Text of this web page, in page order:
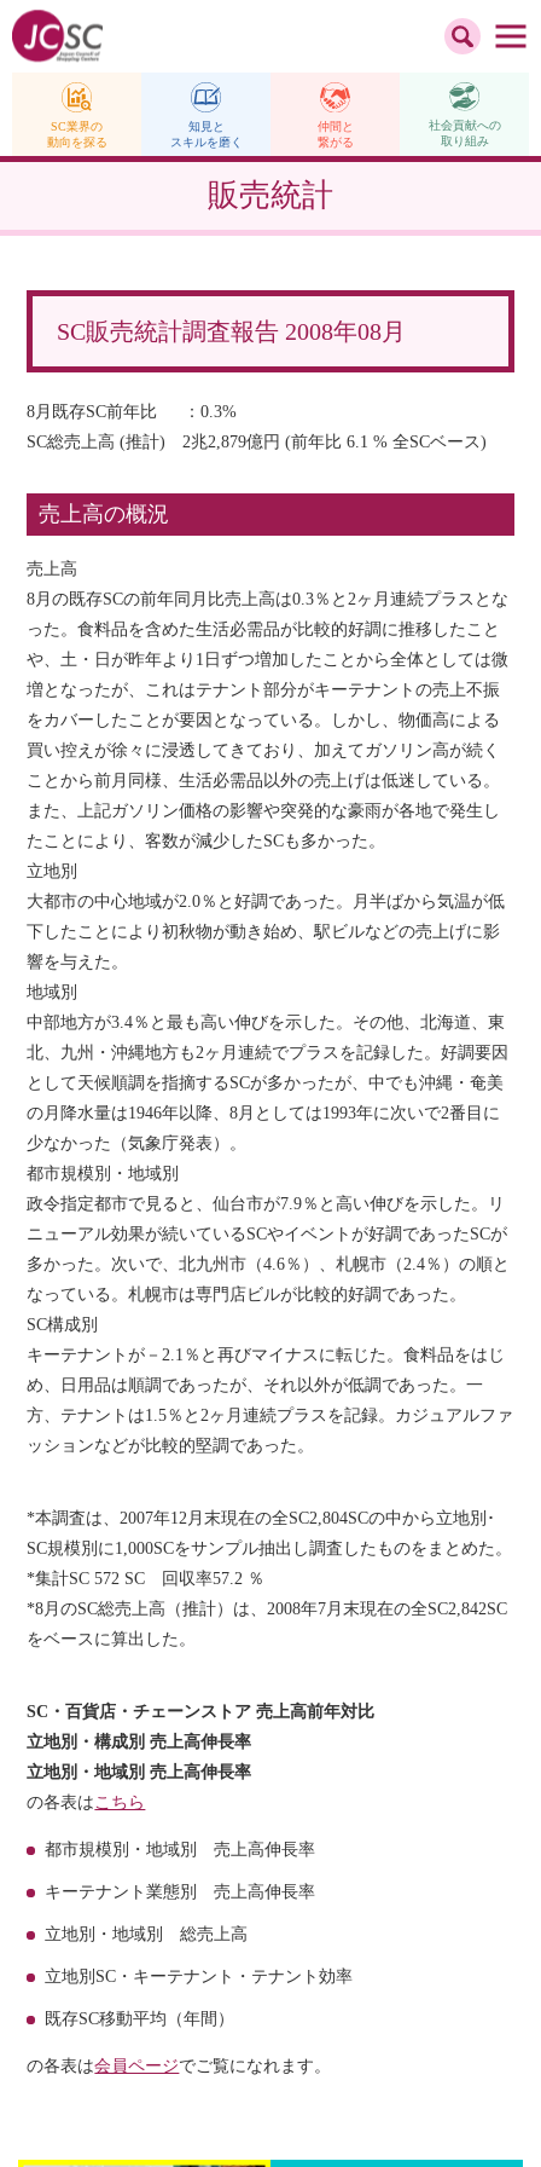
SC業界の
動向を探る
知見と
スキルを磨く
仲間と
繋がる
社会貢献への
取り組み
販売統計
SC販売統計調査報告 2008年08月
8月既存SC前年比 ：0.3%
SC総売上高 (推計) 2兆2,879億円 (前年比 6.1 % 全SCベース)
売上高の概況
売上高
8月の既存SCの前年同月比売上高は0.3％と2ヶ月連続プラスとな
った。食料品を含めた生活必需品が比較的好調に推移したこと
や、土・日が昨年より1日ずつ増加したことから全体としては微
増となったが、これはテナント部分がキーテナントの売上不振
をカバーしたことが要因となっている。しかし、物価高による
買い控えが徐々に浸透してきており、加えてガソリン高が続く
ことから前月同様、生活必需品以外の売上げは低迷している。
また、上記ガソリン価格の影響や突発的な豪雨が各地で発生し
たことにより、客数が減少したSCも多かった。
立地別
大都市の中心地域が2.0％と好調であった。月半ばから気温が低
下したことにより初秋物が動き始め、駅ビルなどの売上げに影
響を与えた。
地域別
中部地方が3.4％と最も高い伸びを示した。その他、北海道、東
北、九州・沖縄地方も2ヶ月連続でプラスを記録した。好調要因
として天候順調を指摘するSCが多かったが、中でも沖縄・奄美
の月降水量は1946年以降、8月としては1993年に次いで2番目に
少なかった（気象庁発表）。
都市規模別・地域別
政令指定都市で見ると、仙台市が7.9％と高い伸びを示した。リ
ニューアル効果が続いているSCやイベントが好調であったSCが
多かった。次いで、北九州市（4.6％）、札幌市（2.4％）の順と
なっている。札幌市は専門店ビルが比較的好調であった。
SC構成別
キーテナントが－2.1％と再びマイナスに転じた。食料品をはじ
め、日用品は順調であったが、それ以外が低調であった。一
方、テナントは1.5％と2ヶ月連続プラスを記録。カジュアルファ
ッションなどが比較的堅調であった。
*本調査は、2007年12月末現在の全SC2,804SCの中から立地別･
SC規模別に1,000SCをサンプル抽出し調査したものをまとめた。
*集計SC 572 SC 回収率57.2 ％
*8月のSC総売上高（推計）は、2008年7月末現在の全SC2,842SC
をベースに算出した。
SC・百貨店・チェーンストア 売上高前年対比
立地別・構成別 売上高伸長率
立地別・地域別 売上高伸長率
の各表は こちら
都市規模別・地域別 売上高伸長率
キーテナント業態別 売上高伸長率
立地別・地域別 総売上高
立地別SC・キーテナント・テナント効率
既存SC移動平均（年間）
の各表は会員ページでご覧になれます。